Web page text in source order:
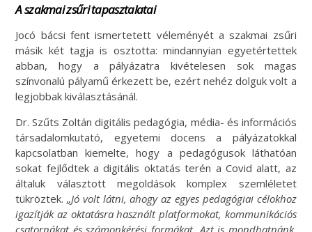
A szakmai zsűri tapasztalatai
Jocó bácsi fent ismertetett véleményét a szakmai zsűri
másik két tagja is osztotta: mindannyian egyetértettek
abban, hogy a pályázatra kivételesen sok magas
színvonalú pályamű érkezett be, ezért nehéz dolguk volt a
legjobbak kiválasztásánál.
Dr. Szűts Zoltán digitális pedagógia, média- és információs
társadalomkutató, egyetemi docens a pályázatokkal
kapcsolatban kiemelte, hogy a pedagógusok láthatóan
sokat fejlődtek a digitális oktatás terén a Covid alatt, az
általuk választott megoldások komplex szemléletet
tükröztek.„Jó volt látni, ahogy az egyes pedagógiai célokhoz
igazítják az oktatásra használt platformokat, kommunikációs
csatornákat és számonkérési formákat. Azt is mondhatnánk,